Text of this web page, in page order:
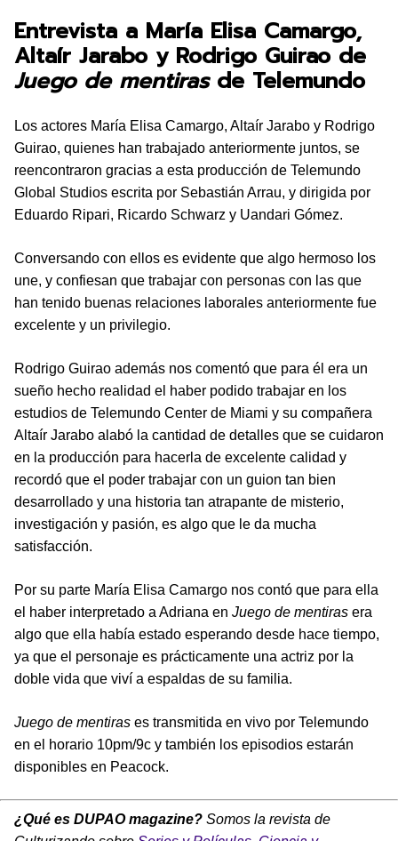
Entrevista a María Elisa Camargo,
Altaír Jarabo y Rodrigo Guirao de
Juego de mentirasde Telemundo
Los actores María Elisa Camargo, Altaír Jarabo y Rodrigo
Guirao, quienes han trabajado anteriormente juntos, se
reencontraron gracias a esta producción de Telemundo
Global Studios escrita por Sebastián Arrau, y dirigida por
Eduardo Ripari, Ricardo Schwarz y Uandari Gómez.
Conversando con ellos es evidente que algo hermoso los
une, y confiesan que trabajar con personas con las que
han tenido buenas relaciones laborales anteriormente fue
excelente y un privilegio.
Rodrigo Guirao además nos comentó que para él era un
sueño hecho realidad el haber podido trabajar en los
estudios de Telemundo Center de Miami y su compañera
Altaír Jarabo alabó la cantidad de detalles que se cuidaron
en la producción para hacerla de excelente calidad y
recordó que el poder trabajar con un guion tan bien
desarrollado y una historia tan atrapante de misterio,
investigación y pasión, es algo que le da mucha
satisfacción.
Por su parte María Elisa Camargo nos contó que para ella
el haber interpretado a Adriana en Juego de mentiras era
algo que ella había estado esperando desde hace tiempo,
ya que el personaje es prácticamente una actriz por la
doble vida que viví a espaldas de su familia.
Juego de mentiras es transmitida en vivo por Telemundo
en el horario 10pm/9c y también los episodios estarán
disponibles en Peacock.
¿Qué es DUPAO magazine? Somos la revista de